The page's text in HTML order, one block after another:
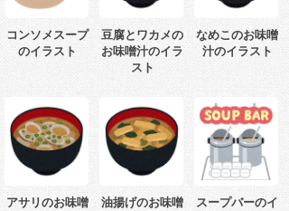
コンソメスープ
のイラスト
豆腐とワカメの
お味噌汁のイラ
スト
なめこのお味噌
汁のイラスト
アサリのお味噌
油揚げのお味噌
スープバーのイ